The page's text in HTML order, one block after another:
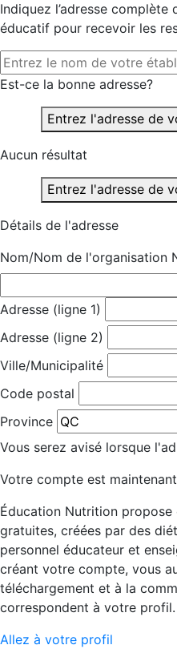
Indiquez l’adresse
éducatif pour recevoir les
Est-ce la bonne adresse?
Entrez l'adresse de
Aucun résultat
Entrez l'adresse de
Détails de l'adresse
Nom/Nom de l'organisation
Adresse (ligne 1)
Adresse (ligne 2)
Ville/Municipalité
Code postal
Province
Vous serez avisé lorsque
Votre compte est
Éducation Nutrition
gratuites, créées par des
personnel éducateur et
créant votre compte, vous
téléchargement et à la
correspondent à votre profil.
Allez à votre profil